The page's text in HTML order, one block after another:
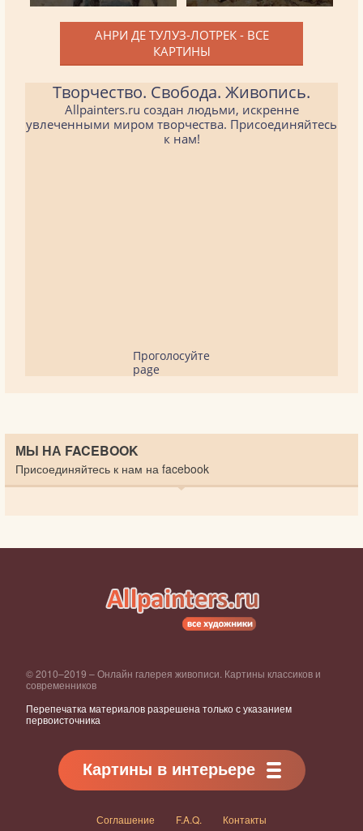
АНРИ ДЕ ТУЛУЗ-ЛОТРЕК - ВСЕ
КАРТИНЫ
Творчество. Свобода. Живопись.
Allpainters.ru создан людьми, искренне
увлеченными миром творчества. Присоединяйтесь
к нам!
Проголосуйте
page
МЫ НА FACEBOOK
Присоединяйтесь к нам на facebook
© 2010–2019 – Онлайн галерея живописи. Картины классиков и
современников
Перепечатка материалов разрешена только с указанием
первоисточника
Картины в интерьере
Соглашение F.A.Q. Контакты